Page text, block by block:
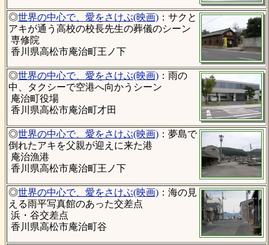
◎世界の中心で、愛をさけぶ(映画)：サクと
アキが通う高校の校長先生の葬儀のシーン
専修院
香川県高松市庵治町王ノ下
◎世界の中心で、愛をさけぶ(映画)：雨の
中、タクシーで空港へ向かうシーン
庵治町役場
香川県高松市庵治町才田
◎世界の中心で、愛をさけぶ(映画)：夢島で
倒れたアキを父親が迎えに来た港
庵治漁港
香川県高松市庵治町王ノ下
◎世界の中心で、愛をさけぶ(映画)：海の見
える雨平写真館のあった交差点
浜・谷交差点
香川県高松市庵治町谷